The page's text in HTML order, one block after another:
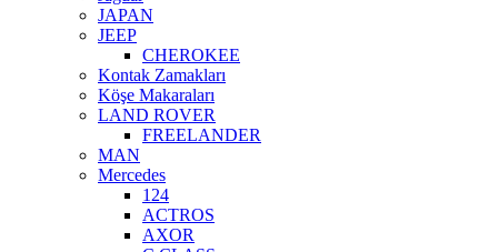
JAPAN
JEEP
CHEROKEE
Kontak Zamakları
Köşe Makaraları
LAND ROVER
FREELANDER
MAN
Mercedes
124
ACTROS
AXOR